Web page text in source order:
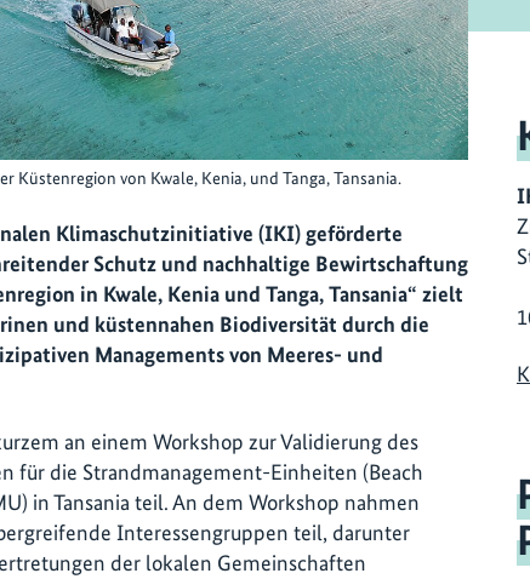
Küstenregion von Kwale, Kenia, und Tanga, Tansania.
Klimaschutzinitiative (IKI) geförderte
Schutz und nachhaltige Bewirtschaftung
in Kwale, Kenia und Tanga, Tansania“ zielt
und küstennahen Biodiversität durch die
Managements von Meeres- und
an einem Workshop zur Validierung des
für die Strandmanagement-Einheiten (Beach
in Tansania teil. An dem Workshop nahmen
Interessengruppen teil, darunter
der lokalen Gemeinschaften